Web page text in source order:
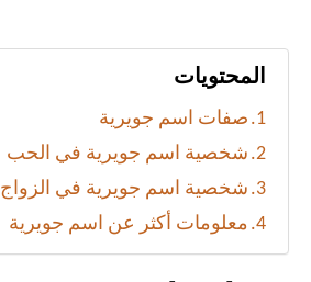
المحتويات
صفات اسم جويرية
شخصية اسم جويرية في الحب
شخصية اسم جويرية في الزواج
معلومات أكثر عن اسم جويرية